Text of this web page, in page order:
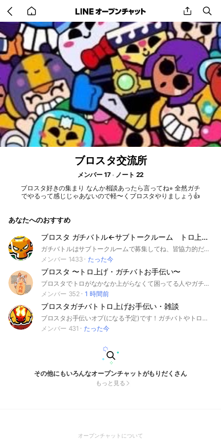
back
to
home
share
ブロスタ交流所
メンバー 17
ノート 22
ブロスタ好きの集まり なんか相談あったら言ってね⭐︎ 全然ガチ
でやるって感じじゃあないので軽〜くブロスタやりましょう👍
あなたへのおすすめ
ブロスタ ガチバトル←サブトークルーム トロ上げ←本オプ
ガチバトルはサブトークルームで募集してね、皆協力的だよ～ 入ったら必ずオートリプライ（入ったら表示される返信のこと）と大事なノートみてね よろしく👍 #ブロスタ #ガチバトル #トロ上げ #ランク
メンバー 1433
たった今
ブロスタ 〜トロ上げ・ガチバトお手伝い〜
ブロスタでトロがなかなか上がらなくて困ってる人やガチバトルのランクがぜんぜん上がらない人歓迎します！みんなでブロスタエンジョイしましょ〜 別ゲーの雑談もOKだよ！ R6 11/30〜 #ブロスタ #トロ上げ#雑談#ガチバト #盾#キャリー#ランク#初心者 #ダイヤ#エリート #レジェンド#マスター
メンバー 352
1 時間前
ブロスタガチバトトロ上げお手伝い・雑談
ブロスタお手伝いオプ(になる予定)です！ガチバトやトロ上げのお手伝いやフレバトなどいろいろできるようにしたいです！管理人はレジェ1の雑魚なのでキャリーしてください(*^^*) 着実に人が増えてきているのでジャンジャンバリバリ参加していっぱい募集かけてください！よろしくお願いします！ 管理人もやし初レジェ4月3日 #ブロスタ #ブロスタガチバト #ブロスタトロ上げ
メンバー 431
たった今
その他にもいろんなオープンチャットがもりだくさん
もっと見る
オープンチャットについて